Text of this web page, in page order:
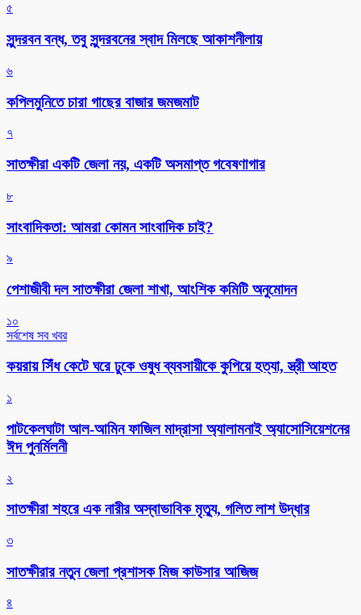
৫
সুন্দরবন বন্ধ, তবু সুন্দরবনের স্বাদ মিলছে আকাশনীলায়
৬
কপিলমুনিতে চারা গাছের বাজার জমজমাট
৭
সাতক্ষীরা একটি জেলা নয়, একটি অসমাপ্ত গবেষণাগার
৮
সাংবাদিকতা: আমরা কোমন সাংবাদিক চাই?
৯
পেশাজীবী দল সাতক্ষীরা জেলা শাখা, আংশিক কমিটি অনুমোদন
১০
সর্বশেষ সব খবর
কয়রায় সিঁধ কেটে ঘরে ঢুকে ওষুধ ব্যবসায়ীকে কুপিয়ে হত্যা, স্ত্রী আহত
১
পাটকেলঘাটা আল-আমিন ফাজিল মাদ্রাসা অ্যালামনাই অ্যাসোসিয়েশনের
ঈদ পুনর্মিলনী
২
সাতক্ষীরা শহরে এক নারীর অস্বাভাবিক মৃত্যু, গলিত লাশ উদ্ধার
৩
সাতক্ষীরার নতুন জেলা প্রশাসক মিজ কাউসার আজিজ
৪